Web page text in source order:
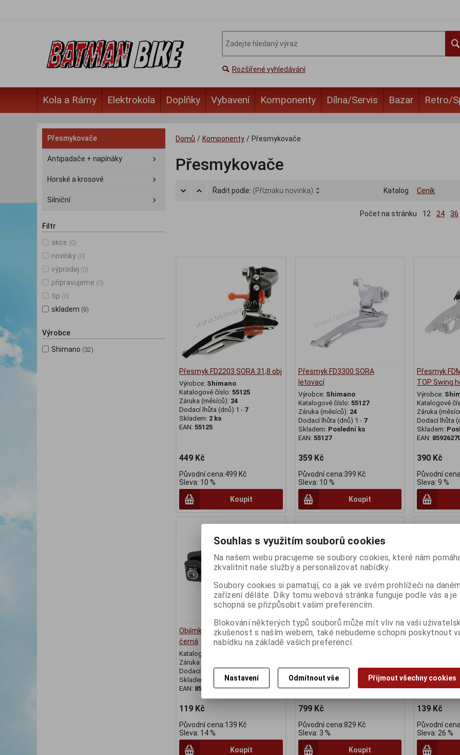
Rozšířené vyhledávání
Kola a Rámy Elektrokola Doplňky Vybavení Komponenty Dílna/Servis Bazar Retro/
Přesmykovače
Antipadače + napínáky
Horské a krosové
Silniční
Filtr
akce (0)
novinky (0)
výprodej (0)
připravujeme (0)
tip (0)
skladem (9)
Výrobce
Shimano (32)
Domů / Komponenty / Přesmykovače
Přesmykovače
Řadit podle: (Příznaku novinka) Katalog Ceník
Počet na stránku 12 24 36
Přesmyk FD2203 SORA 31,8 obj
Výrobce: Shimano
Katalogové číslo: 55125
Záruka (měsíců): 24
Dodací lhůta (dnů) 1 - 7
Skladem: 2 ks
EAN: 55125
449 Kč
Původní cena:499 Kč
Sleva: 10 %
Koupit
Přesmyk FD3300 SORA
letovací
Výrobce: Shimano
Katalogové číslo: 55127
Záruka (měsíců): 24
Dodací lhůta (dnů) 1 -7
Skladem: Poslední ks
EAN: 55127
359 Kč
Původní cena:399 Kč
Sleva: 10 %
Koupit
Přesmyk
TOP Swing
Výrobce:
Katalogové
Záruka
Dodací lhůta
Skladem:
EAN:
390 Kč
Původní
Sleva: 9 %
Objímka přesmyku 34,9 mm Al,
černá
Katalogové číslo:
Záruka (měsíců):
Dodací lhůta (dnů) 1 -
Skladem:
Poslední Ks
EAN: 8592627001512
119 Kč
Původní cena:139 Kč
Sleva: 14 %
Koupit
Přesmyk FDM7025HM6, 2x11,
Down Swing
Záruka (měsíců):24
Dodací lhůta (dnů) 1 -
Skladem:Poslední ks
799 Kč
Původní cena:829 Kč
Sleva: 3 %
Koupit
Přesmyk
Dodací lhůta
Skladem:
139 Kč
Původní
Sleva: 26 %
Souhlas s využitím souborů cookies
Na našem webu pracujeme se soubory cookies, které nám
zkvalitnit naše služby a personalizovat nabídky.
Soubory cookies si pamatují, co a jak ve svém prohlížeči na
zařízení děláte. Díky tomu webová stránka funguje podle vás a je
schopná se přizpůsobit vašim preferencím.
Blokování některých typů souborů může mít vliv na vaši
zkušenost s naším webem, také nebudeme schopni poskytnout
nabídku na základě vašich preferencí.
Nastavení Odmítnout vše Přijmout všechny cookies